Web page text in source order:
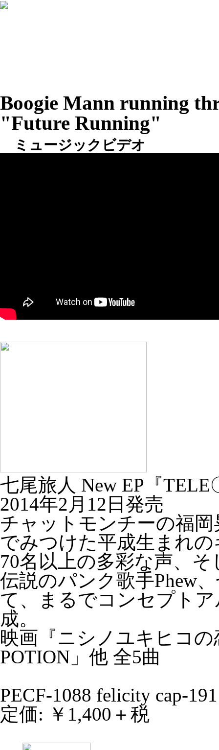
Boogie Mann running
"Future Running"
ミュージックビデオ
七尾旅人 New EP『TELE
2014年2月12日発売
チャットモンチーの福
でみつけた平成生まれ
70名以上の多彩な声、
伝説のパンク歌手Phew
て、まるでコンセプト
成。
映画『ニシノユキヒコ
POTION」他 全5曲
PECF-1088 felicity cap-191
定価: ￥1,400＋税